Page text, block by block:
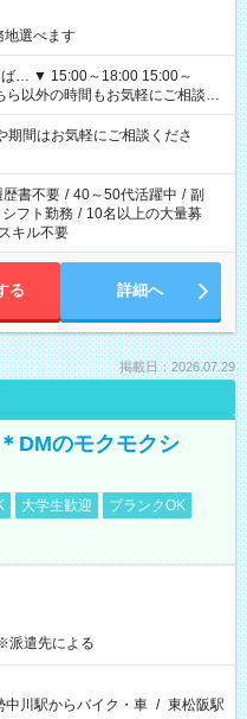
選べます
間はお気軽にご相談くださ
歴書不要 / 40～50代活躍中 / 副
シフト勤務 / 10名以上の大量募
キル不要
る 詳細へ
掲載日：2026.07.29
DMのモクモクシ
大学生歓迎
ブランクOK
派遣先による
中川駅からバイク・車 / 東松阪駅